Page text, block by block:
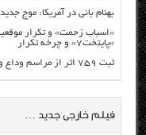
بهنام بانی در آمریکا: موج
«اسباب زحمت» و تکرار
«پایتخت۷» و چرخه تکرار
ثبت ۷۵۹ اثر از مراسم وداع و تشییع رهبر شهید انقلاب
فیلم خارجی جدید …